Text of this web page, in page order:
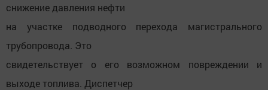
снижение давления нефти
на участке подводного перехода магистрального
трубопровода. Это
свидетельствует о его возможном повреждении и
выходе топлива. Диспетчер